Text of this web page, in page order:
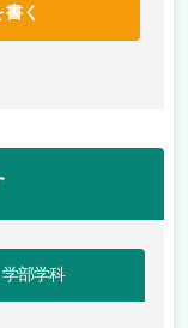
く
学部学科